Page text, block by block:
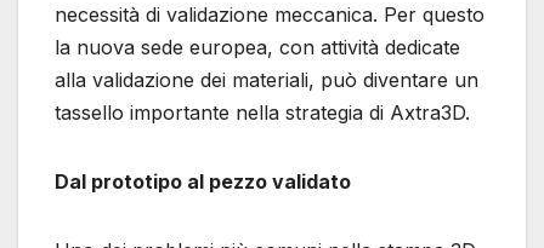
necessità di validazione meccanica. Per questo
la nuova sede europea, con attività dedicate
alla validazione dei materiali, può diventare un
tassello importante nella strategia di Axtra3D.
Dal prototipo al pezzo validato